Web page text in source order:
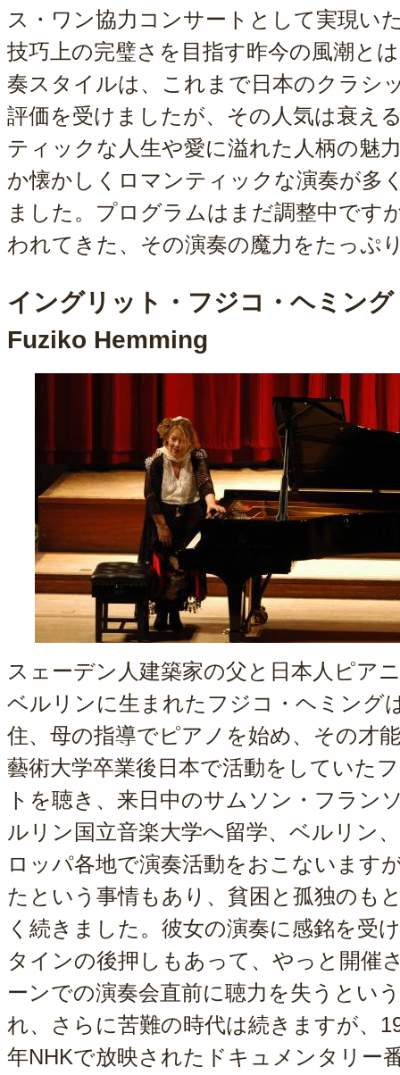
ス・ワン協力コンサートとして実現い
技巧上の完璧さを目指す昨今の風潮と
奏スタイルは、これまで日本のクラシ
評価を受けましたが、その人気は衰え
ティックな人生や愛に溢れた人柄の魅
か懐かしくロマンティックな演奏が多
ました。プログラムはまだ調整中です
われてきた、その演奏の魔力をたっぷ
イングリット・フジコ・ヘミン
Fuziko Hemming
スェーデン人建築家の父と日本人ピア
ベルリンに生まれたフジコ・ヘミング
住、母の指導でピアノを始め、その才
藝術大学卒業後日本で活動をしていた
トを聴き、来日中のサムソン・フラン
ルリン国立音楽大学へ留学、ベルリン
ロッパ各地で演奏活動をおこないます
たという事情もあり、貧困と孤独のも
く続きました。彼女の演奏に感銘を受
タインの後押しもあって、やっと開催
ーンでの演奏会直前に聴力を失うとい
れ、さらに苦難の時代は続きますが、
年NHKで放映されたドキュメンタリー